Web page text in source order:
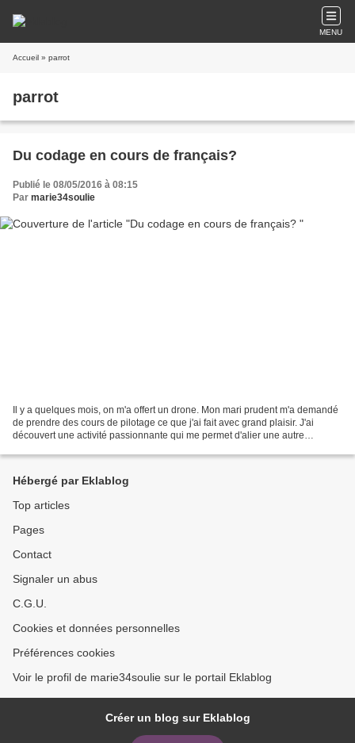
MENU
Accueil » parrot
parrot
Du codage en cours de français?
Publié le 08/05/2016 à 08:15
Par marie34soulie
Il y a quelques mois, on m'a offert un drone. Mon mari prudent m'a demandé
de prendre des cours de pilotage ce que j'ai fait avec grand plaisir. J'ai
découvert une activité passionnante qui me permet d'alier une autre
Hébergé par Eklablog
Top articles
Pages
Contact
Signaler un abus
C.G.U.
Cookies et données personnelles
Préférences cookies
Voir le profil de marie34soulie sur le portail Eklablog
Créer un blog sur Eklablog